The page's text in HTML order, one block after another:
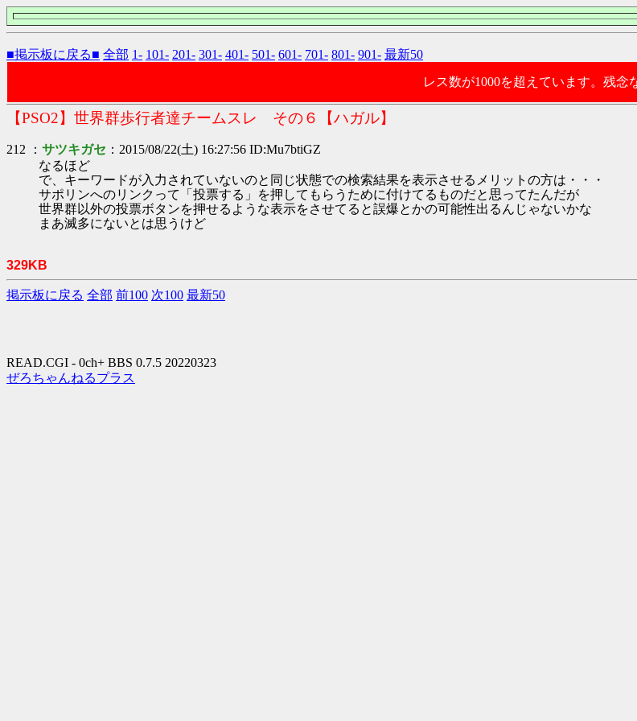
■掲示板に戻る■ 全部 1- 101- 201- 301- 401- 501- 601- 701- 801- 901- 最新50
レス数が1000を超えています。残念
【PSO2】世界群歩行者達チームスレ その６【ハガル】
212 ： サツキガセ ：2015/08/22(土) 16:27:56 ID:Mu7btiGZ
なるほど
で、キーワードが入力されていないのと同じ状態での検索結果を表示させるメリットの方は・・・
サポリンへのリンクって「投票する」を押してもらうために付けてるものだと思ってたんだが
世界群以外の投票ボタンを押せるような表示をさせてると誤爆とかの可能性出るんじゃないかな
まあ滅多にないとは思うけど
329KB
掲示板に戻る 全部 前100 次100 最新50
READ.CGI - 0ch+ BBS 0.7.5 20220323
ぜろちゃんねるプラス